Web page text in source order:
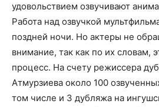
удовольствием озвучивают
Работа над озвучкой
поздней ночи. Но актеры не
внимание, так как по их словам,
процесс. На счету режиссера
Атмурзиева около 100
том числе и 3 дубляжа на